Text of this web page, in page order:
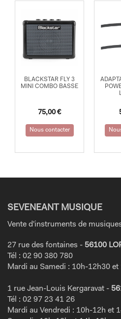
BLACKSTAR FLY 3
MINI COMBO BASSE
75,00€
Nous contacter
SEVENEANT MUSIQUE
Vente d'instruments de
27 rue des fontaines - 56100
Tél : 02 90 380 780
Mardi au Samedi : 10h-12h30 et
1 rue Jean-Louis Kergaravat -
Tél : 02 97 23 41 26
Mardi au Vendredi : 10h-12h et